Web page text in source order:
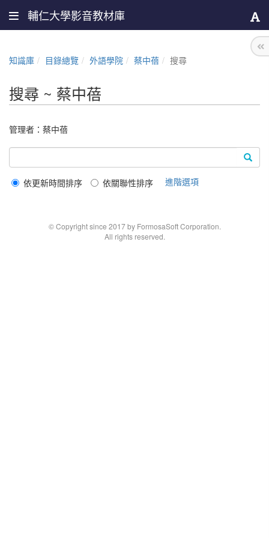
輔仁大學影音教材庫
知識庫 目錄總覽 外語學院 蔡中蓓 搜尋
搜尋 ~ 蔡中蓓
管理者： 蔡中蓓
依更新時間排序 依關聯性排序 進階選項
© Copyright since 2017 by FormosaSoft Corporation.
All rights reserved.